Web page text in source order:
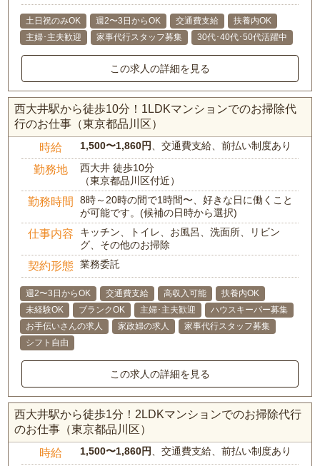
土日祝のみOK 週2〜3日からOK 交通費支給
扶養内OK
主婦･主夫歓迎
家事代行スタッフ募集 30代･40代･50代活躍中
この求人の詳細を見る
西大井駅から徒歩10分！1LDKマンションでのお掃除代
行のお仕事（東京都品川区）
時給 1,500〜1,860円 、交通費支給、前払い制度あり
勤務地
西大井 徒歩10分
（東京都品川区付近）
勤務時間
8時～20時の間で1時間〜、好きな日に働くこと
が可能です。(候補の日時から選択)
仕事内容
キッチン、トイレ、お風呂、洗面所、リビン
グ、その他のお掃除
契約形態 業務委託
週2〜3日からOK 交通費支給 高収入可能
扶養内OK
未経験OK
ブランクOK 主婦･主夫歓迎
ハウスキーパー募集
お手伝いさんの求人
家政婦の求人
家事代行スタッフ募集
シフト自由
この求人の詳細を見る
西大井駅から徒歩1分！2LDKマンションでのお掃除代行
のお仕事（東京都品川区）
時給 1,500〜1,860円 、交通費支給、前払い制度あり